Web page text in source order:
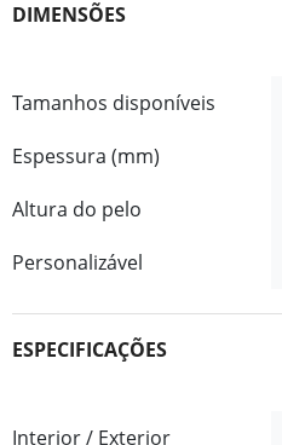
DIMENSÕES
Tamanhos disponíveis
Espessura (mm)
Altura do pelo
Personalizável
ESPECIFICAÇÕES
Interior / Exterior